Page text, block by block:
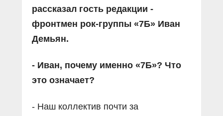
рассказал гость редакции -
фронтмен рок-группы «7Б» Иван
Демьян.
- Иван, почему именно «7Б»? Что
это означает?
- Наш коллектив почти за